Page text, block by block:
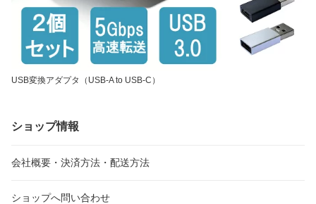
USB変換アダプタ（USB-A to USB-C）
ショップ情報
会社概要・決済方法・配送方法
ショップへ問い合わせ